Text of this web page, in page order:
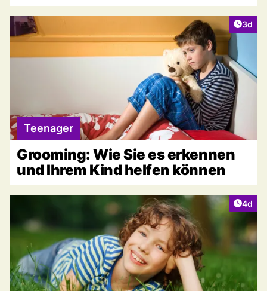
3d
Teenager
Grooming: Wie Sie es erkennen
und Ihrem Kind helfen können
4d